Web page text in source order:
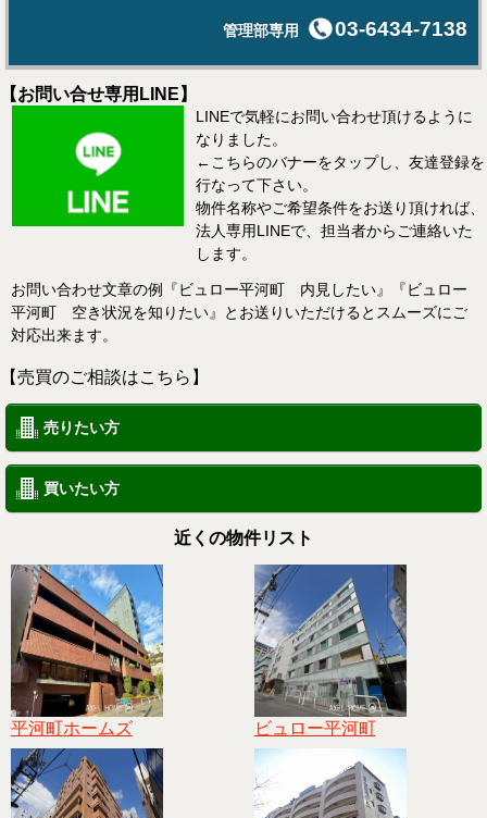
管理部専用 03-6434-7138
【お問い合せ専用LINE】
LINEで気軽にお問い合わせ頂けるように
なりました。
←こちらのバナーをタップし、友達登録を
行なって下さい。
物件名称やご希望条件をお送り頂ければ、
法人専用LINEで、担当者からご連絡いた
します。
お問い合わせ文章の例『ビュロー平河町 内見したい』『ビュロー
平河町 空き状況を知りたい』とお送りいただけるとスムーズにご
対応出来ます。
【売買のご相談はこちら】
売りたい方
買いたい方
近くの物件リスト
平河町ホームズ ビュロー平河町